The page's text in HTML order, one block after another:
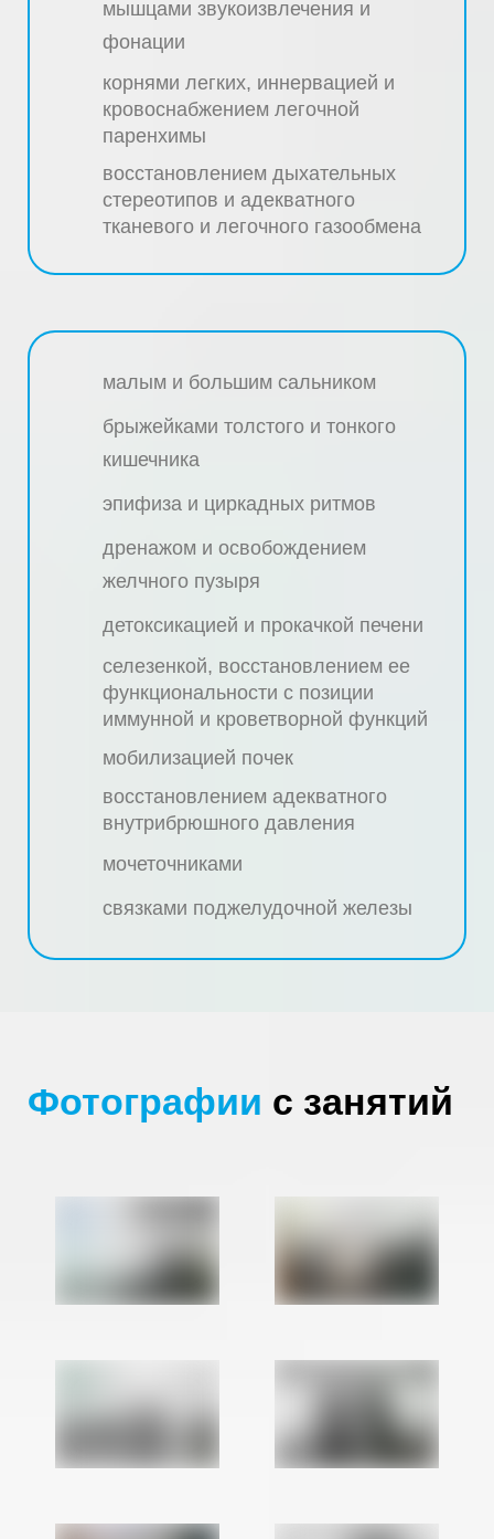
мышцами звукоизвлечения и
фонации
корнями легких, иннервацией и
кровоснабжением легочной
паренхимы
восстановлением дыхательных
стереотипов и адекватного
тканевого и легочного газообмена
малым и большим сальником
брыжейками толстого и тонкого
кишечника
эпифиза и циркадных ритмов
дренажом и освобождением
желчного пузыря
детоксикацией и прокачкой печени
селезенкой, восстановлением ее
функциональности с позиции
иммунной и кроветворной функций
мобилизацией почек
восстановлением адекватного
внутрибрюшного давления
мочеточниками
связками поджелудочной железы
Фотографии с занятий